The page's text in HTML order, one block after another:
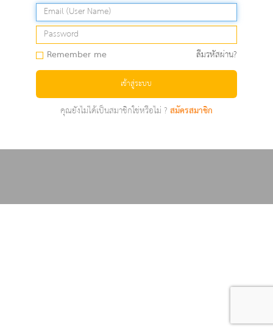
Remember me ลืมรหัสผ่าน?
เข้าสู่ระบบ
คุณยังไม่ได้เป็นสมาชิกใช่หรือไม่ ?สมัครสมาชิก